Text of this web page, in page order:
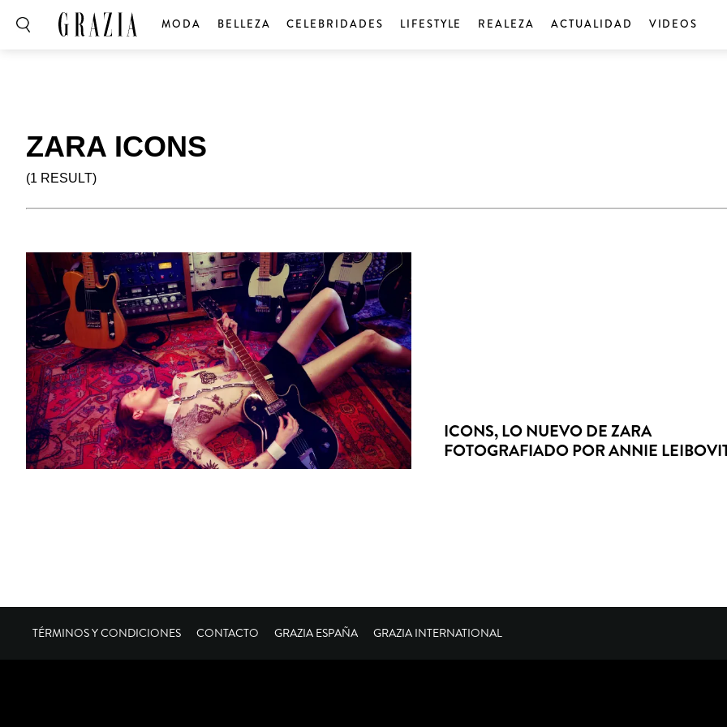
MODA BELLEZA CELEBRIDADES LIFESTYLE REALEZA ACTUALIDAD VIDEOS
ZARA ICONS
(1 RESULT)
ICONS, LO NUEVO DE ZARA
FOTOGRAFIADO POR ANNIE
TÉRMINOS Y CONDICIONES CONTACTO GRAZIA ESPAÑA GRAZIA INTERNATIONAL